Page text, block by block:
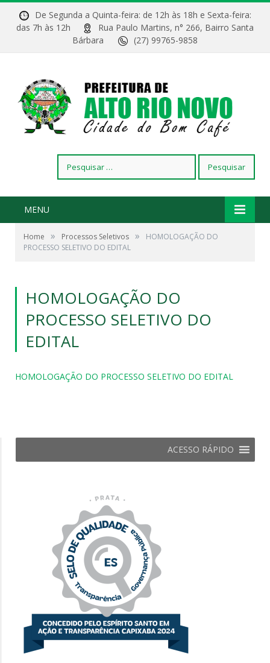
De Segunda a Quinta-feira: de 12h às 18h e Sexta-feira:
das 7h às 12h
Rua Paulo Martins, n° 266, Bairro Santa
Bárbara
(27) 99765-9858
por:
MENU
Home » Processos Seletivos »
HOMOLOGAÇÃO DO
PROCESSO SELETIVO DO EDITAL
HOMOLOGAÇÃO DO
PROCESSO SELETIVO DO
EDITAL
HOMOLOGAÇÃO DO PROCESSO SELETIVO DO EDITAL
ACESSO RÁPIDO